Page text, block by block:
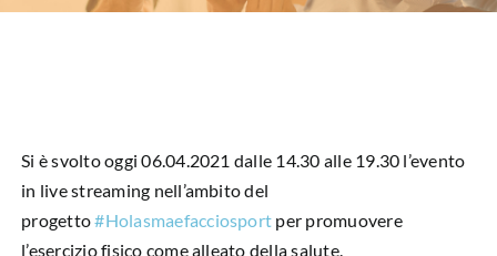
L’ANGOLO DEL PAZIENTE
Si è svolto oggi 06.04.2021 dalle 14.30 alle 19.30 l’evento
in live streaming nell’ambito del
progetto#Holasmaefacciosport per promuovere
l’esercizio fisico come alleato della salute.